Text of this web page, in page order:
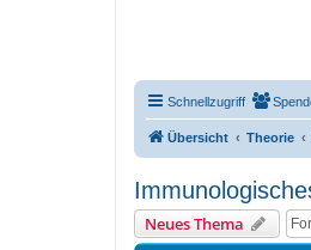
Schnellzugriff
Übersicht Theorie
Neues Thema